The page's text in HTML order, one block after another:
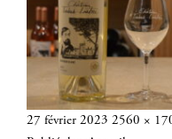
Publié
27 février 2023 Taille
2560 ×